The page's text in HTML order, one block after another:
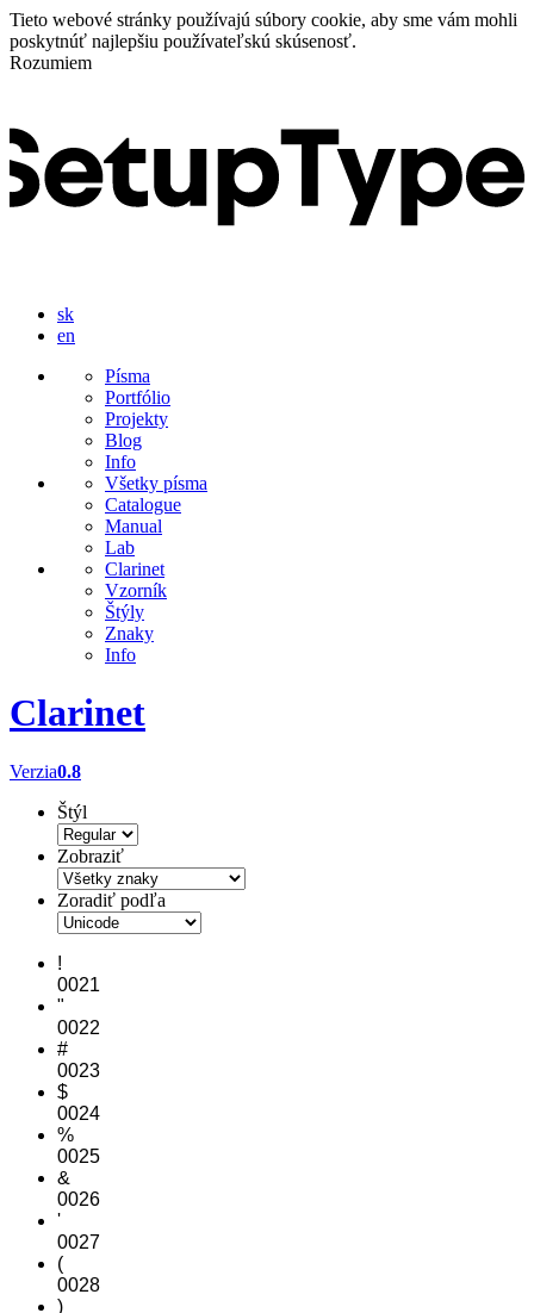
Tieto webové stránky používajú súbory cookie, aby sme vám mohli
poskytnúť najlepšiu používateľskú skúsenosť.
Rozumiem
sk
en
Písma
Portfólio
Projekty
Blog
Info
Všetky písma
Catalogue
Manual
Lab
Clarinet
Vzorník
Štýly
Znaky
Info
Clarinet
Verzia0.8
Štýl
Zobraziť
Zoradiť podľa
!
0021
"
0022
#
0023
$
0024
%
0025
&
0026
'
0027
(
0028
)